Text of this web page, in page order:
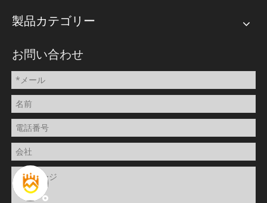
製品カテゴリー
お問い合わせ